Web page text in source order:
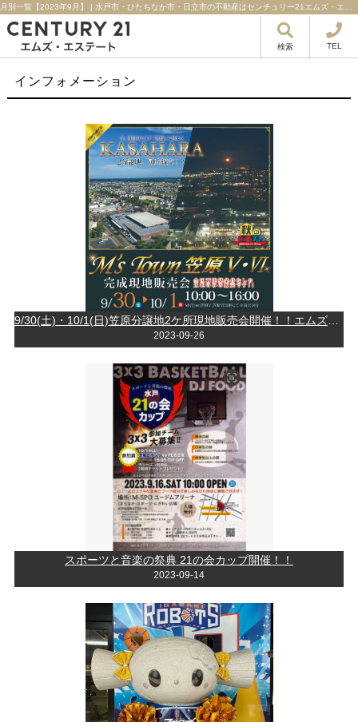
検索 TEL
インフォメーション
9/30(土)・10/1(日)笠原分譲地2ケ所現地販売会開催！！エムズタウン笠原Ⅴ・笠原Ⅵ人気の笠原エリアに建築条件なし開発分譲地新登場♪
2023-09-26
スポーツと音楽の祭典 21の会カップ開催！！
2023-09-14